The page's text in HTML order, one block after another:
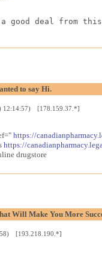
good deal from this
to say Hi.
12:14:57) [178.159.37.*]
https://
https://
drugstore
Will Make You More
[193.218.190.*]